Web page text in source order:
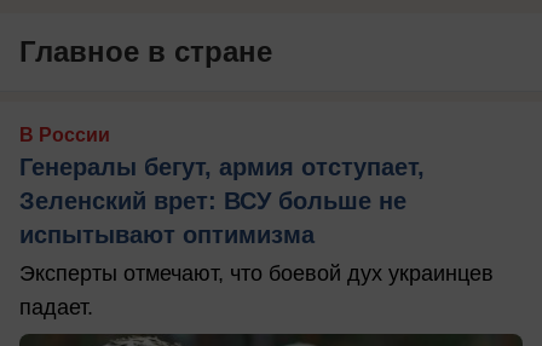
Главное в стране
В России
Генералы бегут, армия отступает,
Зеленский врет: ВСУ больше не
испытывают оптимизма
Эксперты отмечают, что боевой дух украинцев
падает.